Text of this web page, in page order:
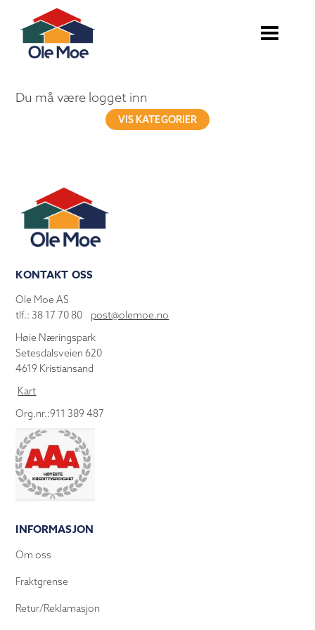
Du må være logget inn
VIS KATEGORIER
KONTAKT OSS
Ole Moe AS
tlf.: 38 17 70 80 post@olemoe.no
Høie Næringspark
Setesdalsveien 620
4619 Kristiansand
Kart
Org.nr.:911 389 487
INFORMASJON
Om oss
Fraktgrense
Retur/Reklamasjon